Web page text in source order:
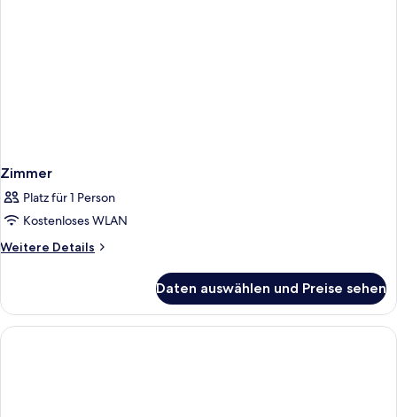
Zimmer
Platz für 1 Person
Kostenloses WLAN
Weitere Details
Weitere
Daten auswählen und Preise sehen